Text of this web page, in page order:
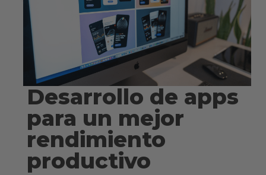
Desarrollo de apps
para un mejor
rendimiento
productivo